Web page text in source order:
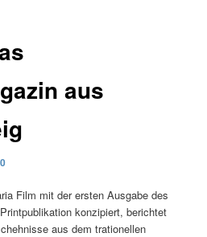
aus
Film mit der ersten Ausgabe des
konzipiert, berichtet
aus dem trationellen